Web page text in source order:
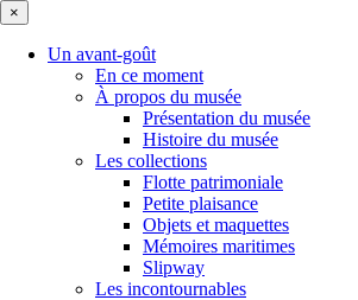
×
Un avant-goût
En ce moment
À propos du musée
Présentation du musée
Histoire du musée
Les collections
Flotte patrimoniale
Petite plaisance
Objets et maquettes
Mémoires maritimes
Slipway
Les incontournables